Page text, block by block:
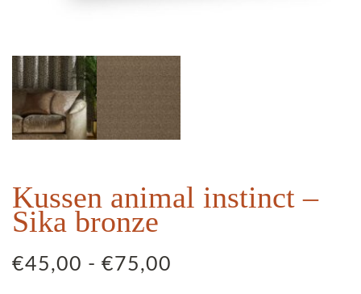
Kussen animal instinct –
Sika bronze
€45,00 - €75,00